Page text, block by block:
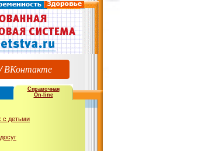
ВКонтакте
с детьми
Справочная
On-line